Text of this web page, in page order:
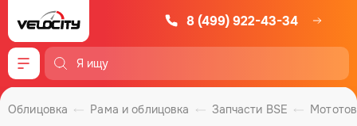
8 (499) 922-43-34
Меню
Запчасти BSE
Рама и облицовка
Облицовка